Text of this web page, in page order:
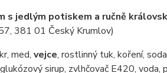
s jedlým potiskem a ručně
381 01 Český Krumlov)
med, vejce, rostlinný tuk, koření,
sirup, zvlhčovač E420,